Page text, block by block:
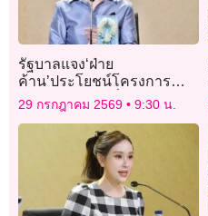
รัฐบาลแจง‘ฝ่าย
ค้าน’ประโยชน์โครงการ
‘Missing Link’เชื่อมรถไฟ
ชุมพร–ท่าเรือ
29 กรกฎาคม 2569 9:30 น.